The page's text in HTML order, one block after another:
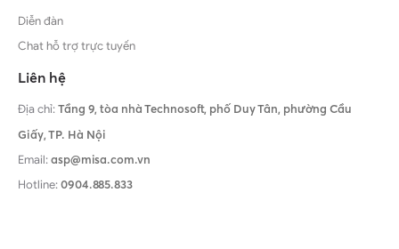
Diễn đàn
Chat hỗ trợ trực tuyến
Liên hệ
Địa chỉ:Tầng 9, tòa nhà Technosoft, phố Duy Tân, phường Cầu
Giấy,TP. Hà Nội
Email:asp@misa.com.vn
Hotline:0904.885.833